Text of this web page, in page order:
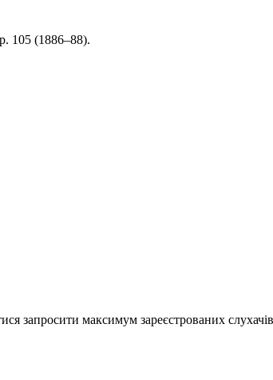
105 (1886–88).
запросити максимум зареєстрованих